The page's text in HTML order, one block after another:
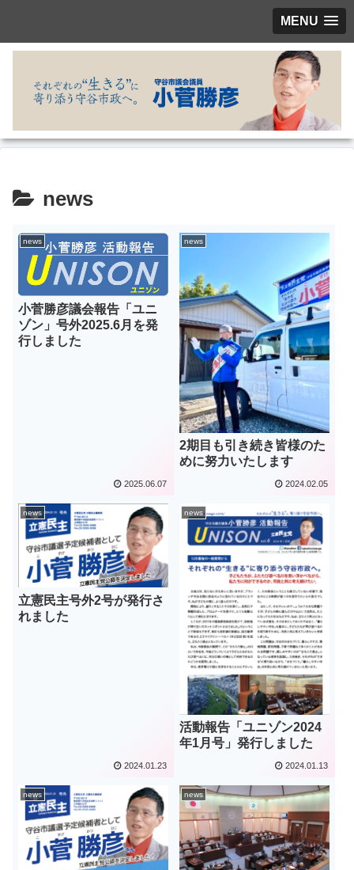
MENU
news
news
小菅勝彦議会報告「ユニ
ゾン」号外2025.6月を発
行しました
2025.06.07
news
2期目も引き続き皆様のた
めに努力いたします
2024.02.05
news
立憲民主号外2号が発行さ
れました
2024.01.23
news
活動報告「ユニゾン2024
年1月号」発行しました
2024.01.13
news news